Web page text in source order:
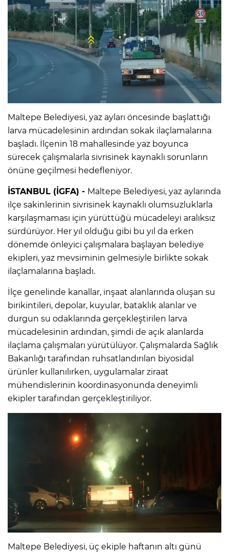
Maltepe Belediyesi, yaz ayları öncesinde başlattığı
larva mücadelesinin ardından sokak ilaçlamalarına
başladı. İlçenin 18 mahallesinde yaz boyunca
sürecek çalışmalarla sivrisinek kaynaklı sorunların
önüne geçilmesi hedefleniyor.
İSTANBUL (İGFA) - Maltepe Belediyesi, yaz aylarında
ilçe sakinlerinin sivrisinek kaynaklı olumsuzluklarla
karşılaşmaması için yürüttüğü mücadeleyi aralıksız
sürdürüyor. Her yıl olduğu gibi bu yıl da erken
dönemde önleyici çalışmalara başlayan belediye
ekipleri, yaz mevsiminin gelmesiyle birlikte sokak
ilaçlamalarına başladı.
İlçe genelinde kanallar, inşaat alanlarında oluşan su
birikintileri, depolar, kuyular, bataklık alanlar ve
durgun su odaklarında gerçekleştirilen larva
mücadelesinin ardından, şimdi de açık alanlarda
ilaçlama çalışmaları yürütülüyor. Çalışmalarda Sağlık
Bakanlığı tarafından ruhsatlandırılan biyosidal
ürünler kullanılırken, uygulamalar ziraat
mühendislerinin koordinasyonunda deneyimli
ekipler tarafından gerçekleştiriliyor.
Maltepe Belediyesi, üç ekiple haftanın altı günü